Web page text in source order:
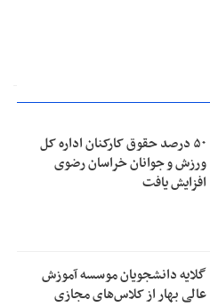
۵۰ درصد حقوق کارکنان اداره کل
ورزش و جوانان خراسان رضوی
افزایش یافت
گلایه دانشجویان موسسه آموزش
عالی بهار از کلاس‌های مجازی